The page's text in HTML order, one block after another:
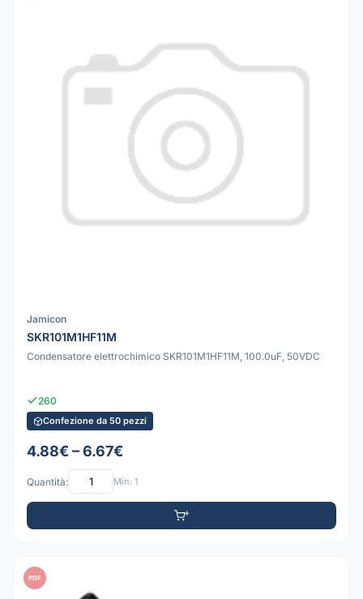
Jamicon
SKR101M1HF11M
Condensatore elettrochimico SKR101M1HF11M, 100.0uF, 50VDC
260
Confezione da 50 pezzi
4.88€ – 6.67€
Quantità: Min: 1
PDF